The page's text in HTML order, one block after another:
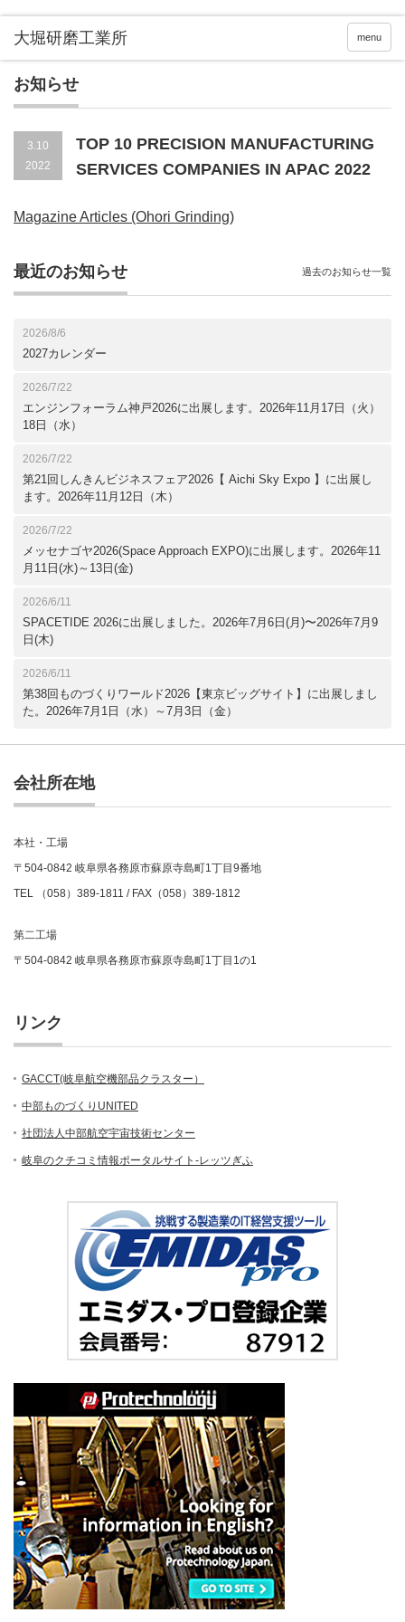
menu
お知らせ
3.10
2022
TOP 10 PRECISION MANUFACTURING
SERVICES COMPANIES IN APAC 2022
Magazine Articles (Ohori Grinding)
最近のお知らせ
2026/8/6
2027カレンダー
2026/7/22
エンジンフォーラム神戸2026に出展します。2026年11月17日（火）
18日（水）
2026/7/22
第21回しんきんビジネスフェア2026【 Aichi Sky Expo 】に出展し
ます。2026年11月12日（木）
2026/7/22
メッセナゴヤ2026(Space Approach EXPO)に出展します。2026年11
月11日(水)～13日(金)
2026/6/11
SPACETIDE 2026に出展しました。2026年7月6日(月)〜2026年7月9
日(木)
2026/6/11
第38回ものづくりワールド2026【東京ビッグサイト】に出展しまし
た。2026年7月1日（水）～7月3日（金）
過去のお知らせ一覧
会社所在地
本社・工場
〒504-0842 岐阜県各務原市蘇原寺島町1丁目9番地
TEL （058）389-1811 / FAX（058）389-1812
第二工場
〒504-0842 岐阜県各務原市蘇原寺島町1丁目1の1
リンク
GACCT(岐阜航空機部品クラスター）
中部ものづくりUNITED
社団法人中部航空宇宙技術センター
岐阜のクチコミ情報ポータルサイト-レッツぎふ